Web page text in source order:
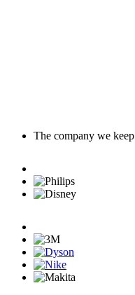
The company we keep